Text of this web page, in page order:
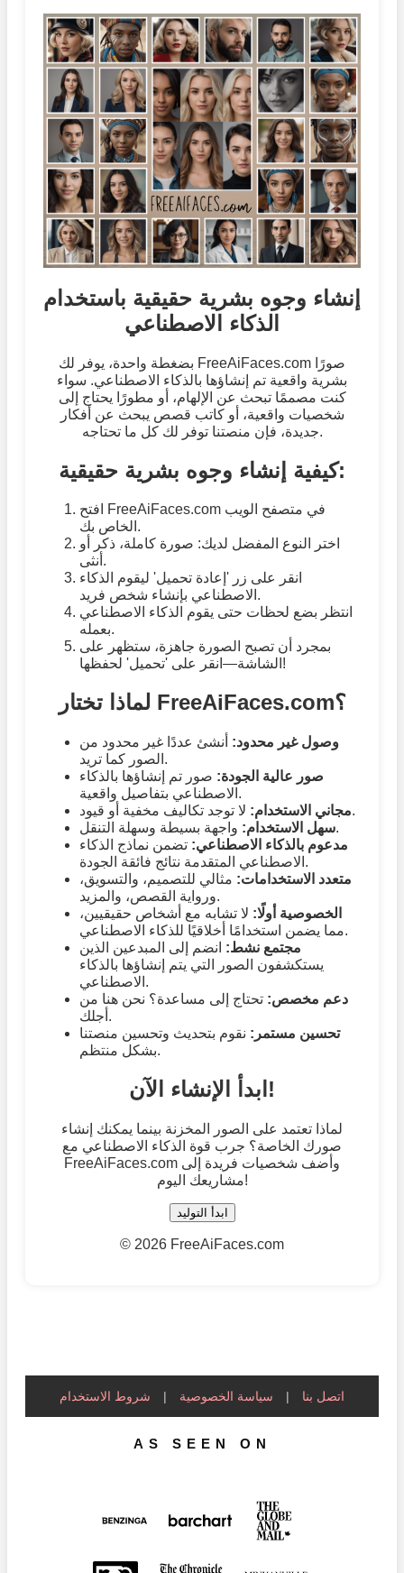
إنشاء وجوه بشرية حقيقية باستخدام
الذكاء الاصطناعي
بضغطة واحدة، يوفر لك FreeAiFaces.com صورًا
بشرية واقعية تم إنشاؤها بالذكاء الاصطناعي. سواء
كنت مصممًا تبحث عن الإلهام، أو مطورًا يحتاج إلى
شخصيات واقعية، أو كاتب قصص يبحث عن أفكار
جديدة، فإن منصتنا توفر لك كل ما تحتاجه.
كيفية إنشاء وجوه بشرية حقيقية:
افتح FreeAiFaces.com في متصفح الويب
الخاص بك.
اختر النوع المفضل لديك: صورة كاملة، ذكر أو
أنثى.
انقر على زر 'إعادة تحميل' ليقوم الذكاء
الاصطناعي بإنشاء شخص فريد.
انتظر بضع لحظات حتى يقوم الذكاء الاصطناعي
بعمله.
بمجرد أن تصبح الصورة جاهزة، ستظهر على
الشاشة—انقر على 'تحميل' لحفظها!
لماذا تختار FreeAiFaces.com؟
وصول غير محدود: أنشئ عددًا غير محدود من
الصور كما تريد.
صور عالية الجودة: صور تم إنشاؤها بالذكاء
الاصطناعي بتفاصيل واقعية.
مجاني الاستخدام:لا توجد تكاليف مخفية أو قيود.
سهل الاستخدام:واجهة بسيطة وسهلة التنقل.
مدعوم بالذكاء الاصطناعي: تضمن نماذج الذكاء
الاصطناعي المتقدمة نتائج فائقة الجودة.
متعدد الاستخدامات: مثالي للتصميم، والتسويق،
ورواية القصص، والمزيد.
الخصوصية أولًا: لا تشابه مع أشخاص حقيقيين،
مما يضمن استخدامًا أخلاقيًا للذكاء الاصطناعي.
مجتمع نشط: انضم إلى المبدعين الذين
يستكشفون الصور التي يتم إنشاؤها بالذكاء
الاصطناعي.
دعم مخصص: تحتاج إلى مساعدة؟ نحن هنا من
أجلك.
تحسين مستمر: نقوم بتحديث وتحسين منصتنا
بشكل منتظم.
ابدأ الإنشاء الآن!
لماذا تعتمد على الصور المخزنة بينما يمكنك إنشاء
صورك الخاصة؟ جرب قوة الذكاء الاصطناعي مع
FreeAiFaces.com وأضف شخصيات فريدة إلى
مشاريعك اليوم!
ابدأ التوليد
© 2026 FreeAiFaces.com
اتصل بنا | سياسة الخصوصية | شروط الاستخدام
AS SEEN ON